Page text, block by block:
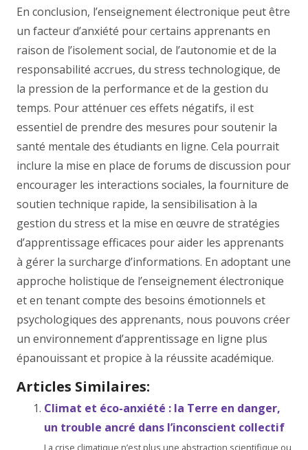
En conclusion, l’enseignement électronique peut être
un facteur d’anxiété pour certains apprenants en
raison de l’isolement social, de l’autonomie et de la
responsabilité accrues, du stress technologique, de
la pression de la performance et de la gestion du
temps. Pour atténuer ces effets négatifs, il est
essentiel de prendre des mesures pour soutenir la
santé mentale des étudiants en ligne. Cela pourrait
inclure la mise en place de forums de discussion pour
encourager les interactions sociales, la fourniture de
soutien technique rapide, la sensibilisation à la
gestion du stress et la mise en œuvre de stratégies
d’apprentissage efficaces pour aider les apprenants
à gérer la surcharge d’informations. En adoptant une
approche holistique de l’enseignement électronique
et en tenant compte des besoins émotionnels et
psychologiques des apprenants, nous pouvons créer
un environnement d’apprentissage en ligne plus
épanouissant et propice à la réussite académique.
Articles Similaires:
Climat et éco-anxiété : la Terre en danger,
un trouble ancré dans l’inconscient collectif
La crise climatique n’est plus une abstraction scientifique ou